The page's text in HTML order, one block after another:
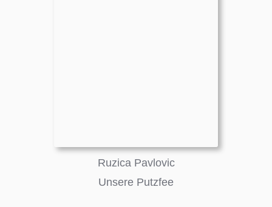
Ruzica Pavlovic
Unsere Putzfee